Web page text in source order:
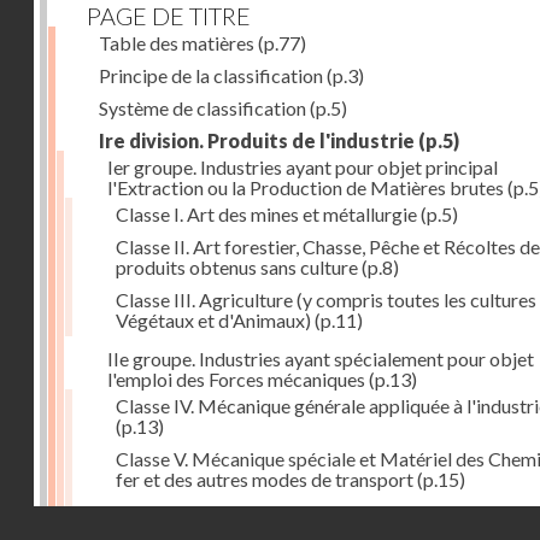
PAGE DE TITRE
Table des matières (p.77)
Principe de la classification(p.3)
Système de classification(p.5)
Ire division. Produits de l'industrie (p.5)
Ier groupe. Industries ayant pour objet principal
l'Extraction ou la Production de Matières brutes
Classe I. Art des mines et métallurgie(p.5)
Classe II. Art forestier, Chasse, Pêche et Récoltes de
produits obtenus sans culture(p.8)
Classe III. Agriculture (y compris toutes les cultures
Végétaux et d'Animaux) (p.11)
IIe groupe. Industries ayant spécialement pour objet
l'emploi des Forces mécaniques (p.13)
Classe IV. Mécanique générale appliquée à
(p.13)
Classe V. Mécanique spéciale et Matériel des
fer et des autres modes de transport(p.15)
Classe VI. Mécanique spéciale et Matériel des